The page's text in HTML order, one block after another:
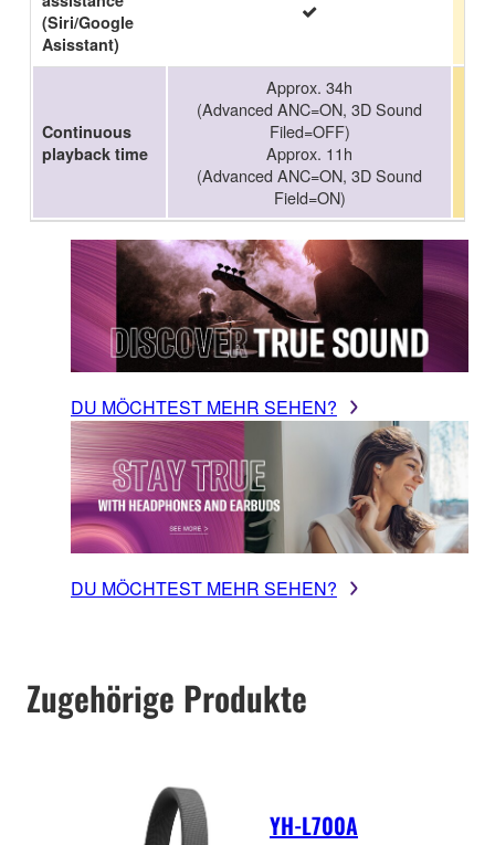
(Siri/Google
Asisstant)
Continuous
playback time
Approx. 34h
(Advanced ANC=ON, 3D Sound
Filed=OFF)
Approx. 11h
(Advanced ANC=ON, 3D Sound
Field=ON)
DU MÖCHTEST MEHR SEHEN?
DU MÖCHTEST MEHR SEHEN?
Zugehörige Produkte
YH-L700A